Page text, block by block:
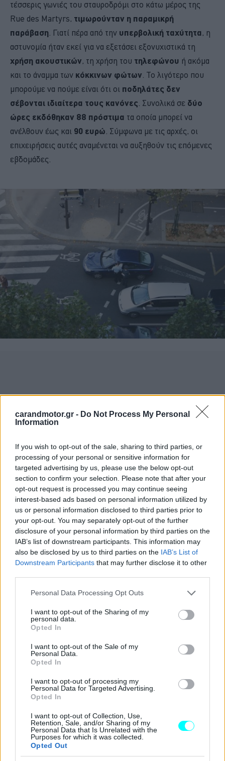
carandmotor.gr - Do Not Process My Personal
Information
If you wish to opt-out of the sale, sharing to third parties, or
processing of your personal or sensitive information for
targeted advertising by us, please use the below opt-out
section to confirm your selection. Please note that after your
opt-out request is processed you may continue seeing
interest-based ads based on personal information utilized by
us or personal information disclosed to third parties prior to
your opt-out. You may separately opt-out of the further
disclosure of your personal information by third parties on the
IAB’s list of downstream participants. This information may
also be disclosed by us to third parties on the IAB’s List of
Downstream Participants that may further disclose it to other
Please note that this website/app uses one or more Google
not limited to your visit or usage behaviour. You may click to
grant or deny consent to Google and its third-party tags to
use your data for below specified purposes in below Google
consent section.
Personal Data Processing Opt Outs
I want to opt-out of the Sharing of my
personal data.
Opted In
I want to opt-out of the Sale of my
Personal Data.
Opted In
I want to opt-out of processing my
Personal Data for Targeted Advertising.
Opted In
I want to opt-out of Collection, Use,
Retention, Sale, and/or Sharing of my
Personal Data that Is Unrelated with the
Purposes for which it was collected.
Opted Out
τέσσερις γωνιές του σταυροδρόμι στο κάτω μέρος της
Rue des Martyrs, τιμωρούνταν η παραμικρή
παράβαση . Γιατί πέρα ​​από την υπερβολική ταχύτητα, η
αστυνομία ήταν εκεί για να εξετάσει εξονυχιστικά τη
χρήση ακουστικών, τη χρήση του τηλεφώνου ή ακόμα
και το άναμμα των κόκκινων φώτων . Το λιγότερο που
μπορούμε να πούμε είναι ότι οι ποδηλάτες δεν
σέβονται ιδιαίτερα τους κανόνες . Συνολικά σε δύο
ώρες εκδόθηκαν 88 πρόστιμα τα οποία μπορεί να
ανέλθουν έως και 90 ευρώ . Σύμφωνα με τις αρχές, οι
επιχειρήσεις αυτές αναμένεται να αυξηθούν τις επόμενες
εβδομάδες.
κοινή χρήση δρόμων
Από την πλευρά των ποδηλατών, οι κυρώσεις είναι
αποκρουστικέςαλλά σωτήριες για τουςπεζούς.
Μάλιστα, οι κάτοικοι της περιοχής έχουν ήδη κάνει
πολυάριθμες καταγγελίεςγια τη συμπεριφορά των